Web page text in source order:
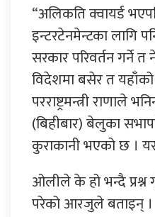
“अलिकति क्वायर्ड
इन्टरटेनमेन्टका लागि
सरकार परिवर्तन गर्ने त
विदेशमा बसेर त यहाँको
परराष्ट्रमन्त्री राणाले
(बिहीबार) बेलुका
कुराकानी भएको छ ।
ओलीले के हो भन्दै
परेको आरजुले बताइन् ।